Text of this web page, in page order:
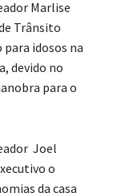
Marlise
Trânsito
idosos na
devido no
para o
Joel
o
da casa